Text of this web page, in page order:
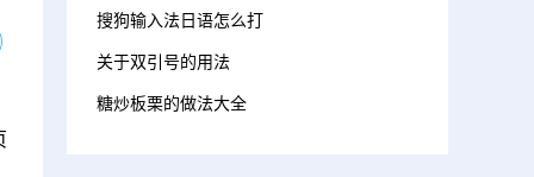
搜狗输入法日语怎么打
关于双引号的用法
糖炒板栗的做法大全